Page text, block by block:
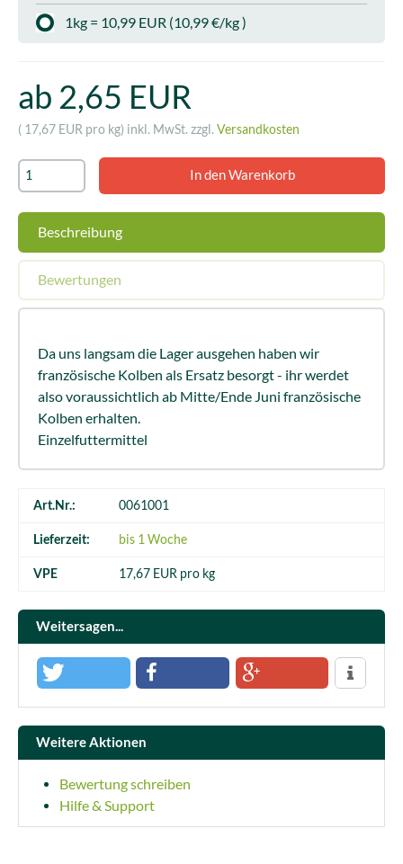
1kg = 10,99 EUR (10,99 €/kg )
ab 2,65 EUR
( 17,67 EUR pro kg) inkl. MwSt. zzgl. Versandkosten
Beschreibung
Bewertungen
Da uns langsam die Lager ausgehen haben wir
französische Kolben als Ersatz besorgt - ihr werdet
also voraussichtlich ab Mitte/Ende Juni französische
Kolben erhalten.
Einzelfuttermittel
Art.Nr.: 0061001
Lieferzeit: bis 1 Woche
VPE 17,67 EUR pro kg
Weitersagen...
Weitere Aktionen
Bewertung schreiben
Hilfe & Support